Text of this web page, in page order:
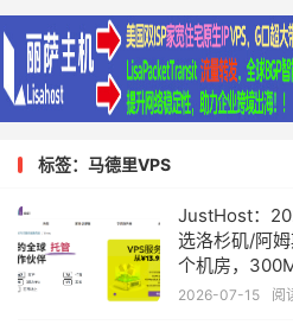
标签：马德里VPS
JustHost：
选洛杉矶/阿
个机房，
2026-07-15 阅